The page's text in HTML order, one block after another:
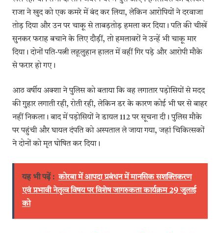
राजा ने खुद को एक कमरे में बंद कर लिया, लेकिन आरोपियों ने दरवाजा
तोड़ दिया और उन पर चाकू से ताबड़तोड़ हमला कर दिया। पति की चीखें
सुनकर फराह बचाने के लिए दौड़ीं, तो हमलावरों ने उन्हें भी चाकू मार
दिया। दोनों पति-पत्नी लहूलुहान हालत में वहीं गिर पड़े और आरोपी मौके
से फरार हो गए।
आठ वर्षीय अक्शा ने पुलिस को बताया कि वह लगातार पड़ोसियों से मदद
की गुहार लगाती रही, रोती रही, लेकिन डर के कारण कोई भी घर से बाहर
नहीं निकला। बाद में पड़ोसियों ने डायल 112 पर सूचना दी। पुलिस मौके
पर पहुंची और घायल दंपति को अस्पताल ले जाया गया, जहां चिकित्सकों
ने दोनों को मृत घोषित कर दिया।
यह भी पढ़ें : कोरबा में आपदा प्रबंधन में मानसिक सशक्तिकरण
एवं प्रभावी नेतृत्व विषय पर विशेष जागरुकता कार्यक्रम 29 जुलाई
को